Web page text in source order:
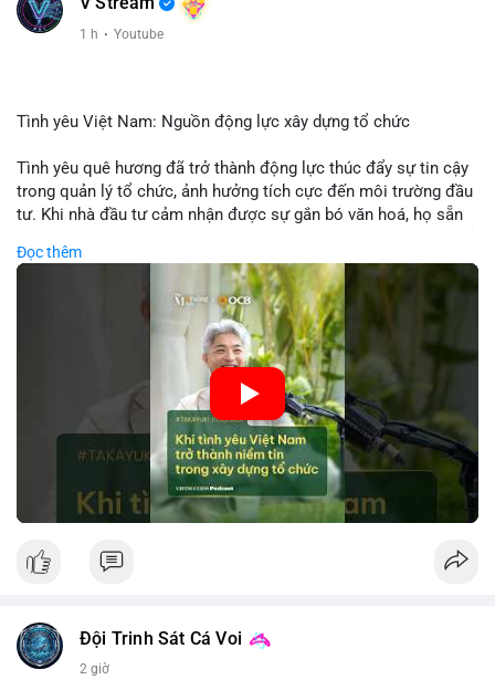
1 h · Youtube
Tình yêu Việt Nam: Nguồn động lực xây dựng tổ chức
Tình yêu quê hương đã trở thành động lực thúc đẩy sự tin cậy
trong quản lý tổ chức, ảnh hưởng tích cực đến môi trường đầu
tư. Khi nhà đầu tư cảm nhận được sự gắn bó văn hoá, họ sẵn
các công ty blockchain và tiền mã hoá. Sự tăng cường niềm
tin này giúp giảm rủi ro thị trường, cải thiện chi phí vốn và thúc
đẩy sự phát triển bền vững của ngành công nghệ tài chính. Các
nhà quản lý cần khai thác tinh thần này để xây dựng chiến lược
phát triển bền vững và thu hút vốn đầu tư.
🎥 Xem video trực tiếp tại:
Nguồn: VIETSUCCESS
Đọc thêm
Đội Trinh Sát Cá Voi
2 giờ